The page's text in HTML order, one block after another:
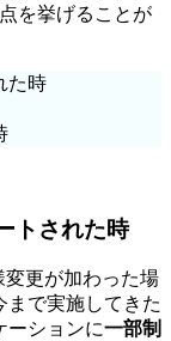
を挙げることが
た時
トされた時
更が加わった場
まで実施してきた
ーションに一部制